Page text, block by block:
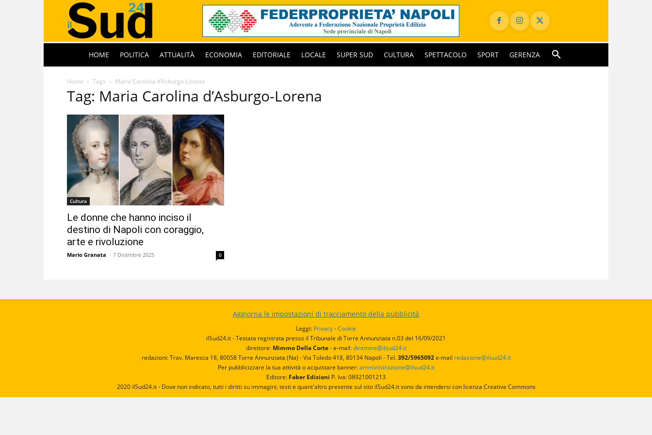
HOME POLITICA ATTUALITÀ ECONOMIA EDITORIALE LOCALE SUPER SUD CULTURA SPETTACOLO SPORT GERENZA
Home Tags Maria Carolina d’Asburgo-Lorena
Tag: Maria Carolina d’Asburgo-Lorena
Cultura
Le donne che hanno inciso il
destino di Napoli con coraggio,
arte e rivoluzione
Mario Granata - 7 Dicembre 2025 0
Aggiorna le impostazioni di tracciamento della pubblicità
Leggi: Privacy-Cookie
ilSud24.it - Testata registrata presso il Tribunale di Torre Annunziata n.03 del 16/09/2021
direttore:Mimmo Della Corte- e-mail:direttore@ilsud24.it
redazioni: Trav. Maresca 18, 80058 Torre Annunziata (Na) - Via Toledo 418, 80134 Napoli - Tel.392/5965092e-mail redazione@ilsud24.it
Per pubblicizzare la tua attività o acquistare banner:amministrazione@ilsud24.it
Editore: Faber Edizioni P. Iva: 08921001213
2020 ilSud24.it - Dove non indicato, tutti i diritti su immagini, testi e quant'altro presente sul sito ilSud24.it sono da intendersi con licenza Creative Commons